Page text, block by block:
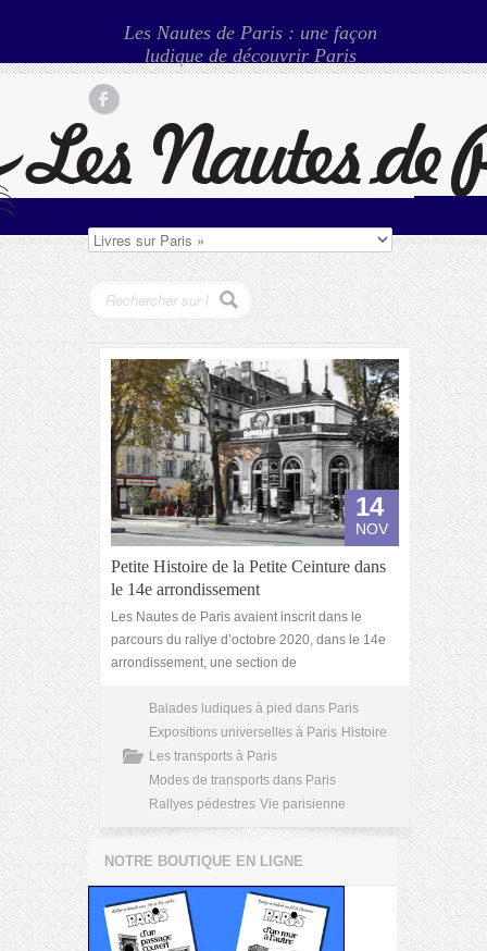
Les Nautes de Paris : une façon
ludique de découvrir Paris
14
NOV
Petite Histoire de la Petite Ceinture dans
le 14e arrondissement
Les Nautes de Paris avaient inscrit dans le
parcours du rallye d’octobre 2020, dans le 14e
arrondissement, une section de
Balades ludiques à pied dans Paris
Expositions universelles à Paris Histoire
Les transports à Paris
Modes de transports dans Paris
Rallyes pédestres Vie parisienne
NOTRE BOUTIQUE EN LIGNE